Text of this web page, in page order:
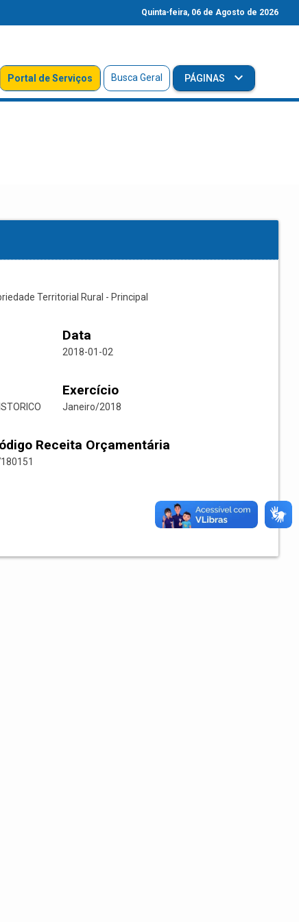
Quinta-feira, 06 de Agosto de 2026
Portal de Serviços Busca Geral PÁGINAS
Territorial Rural - Principal
Data
2018-01-02
Exercício
Janeiro/2018
Receita Orçamentária